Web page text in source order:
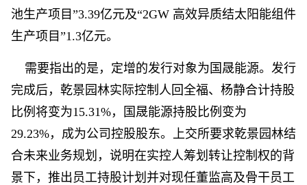
池生产项目”3.39亿元及“2GW 高效异质结太阳能组件
生产项目”1.3亿元。
需要指出的是，定增的发行对象为国晟能源。发行
完成后，乾景园林实际控制人回全福、杨静合计持股
比例将变为15.31%，国晟能源持股比例变为
29.23%，成为公司控股股东。上交所要求乾景园林结
合未来业务规划，说明在实控人筹划转让控制权的背
景下，推出员工持股计划并对现任董监高及骨干员工